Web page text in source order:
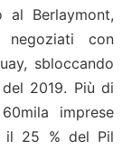
al Berlaymont,
con
sbloccando
2019. Più di
imprese
il 25 % del Pil